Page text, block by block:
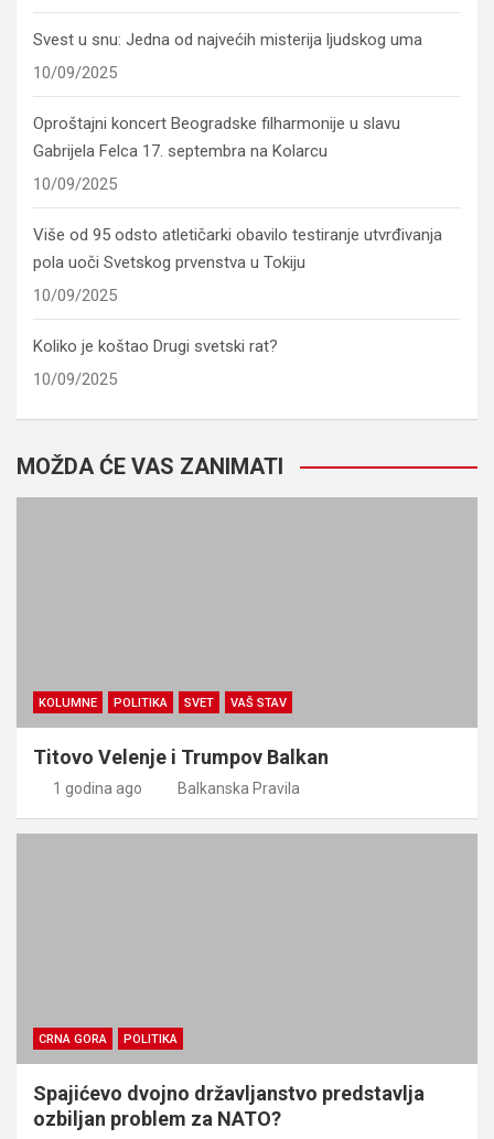
Svest u snu: Jedna od najvećih misterija ljudskog uma
10/09/2025
Oproštajni koncert Beogradske filharmonije u slavu
Gabrijela Felca 17. septembra na Kolarcu
10/09/2025
Više od 95 odsto atletičarki obavilo testiranje utvrđivanja
pola uoči Svetskog prvenstva u Tokiju
10/09/2025
Koliko je koštao Drugi svetski rat?
10/09/2025
MOŽDA ĆE VAS ZANIMATI
KOLUMNE POLITIKA SVET VAŠ STAV
Titovo Velenje i Trumpov Balkan
1 godina ago Balkanska Pravila
CRNA GORA POLITIKA
Spajićevo dvojno državljanstvo predstavlja
ozbiljan problem za NATO?